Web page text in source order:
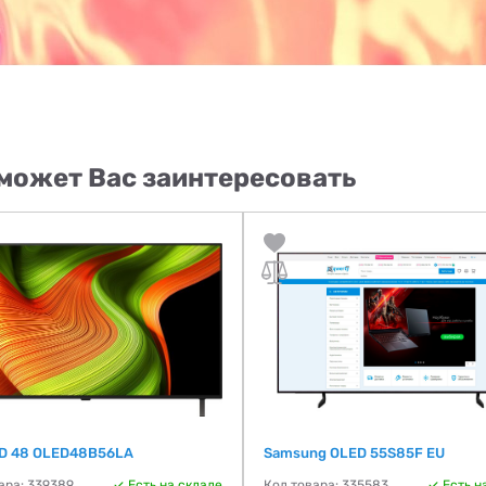
Вас заинтересовать
48 OLED48B56LA Samsung OLED 55S85F EU